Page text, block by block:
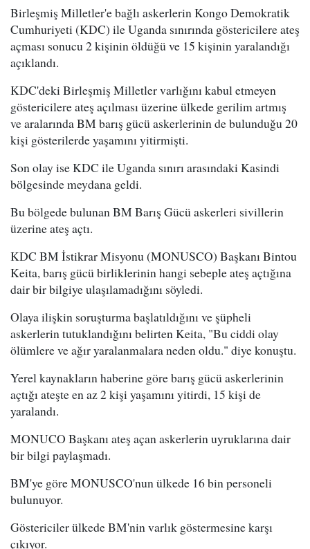
Birleşmiş Milletler'e bağlı askerlerin Kongo Demokratik
Cumhuriyeti (KDC) ile Uganda sınırında göstericilere ateş
açması sonucu 2 kişinin öldüğü ve 15 kişinin yaralandığı
açıklandı.
KDC'deki Birleşmiş Milletler varlığını kabul etmeyen
göstericilere ateş açılması üzerine ülkede gerilim artmış
ve aralarında BM barış gücü askerlerinin de bulunduğu 20
kişi gösterilerde yaşamını yitirmişti.
Son olay ise KDC ile Uganda sınırı arasındaki Kasindi
bölgesinde meydana geldi.
Bu bölgede bulunan BM Barış Gücü askerleri sivillerin
üzerine ateş açtı.
KDC BM İstikrar Misyonu (MONUSCO) Başkanı Bintou
Keita, barış gücü birliklerinin hangi sebeple ateş açtığına
dair bir bilgiye ulaşılamadığını söyledi.
Olaya ilişkin soruşturma başlatıldığını ve şüpheli
askerlerin tutuklandığını belirten Keita, "Bu ciddi olay
ölümlere ve ağır yaralanmalara neden oldu." diye konuştu.
Yerel kaynakların haberine göre barış gücü askerlerinin
açtığı ateşte en az 2 kişi yaşamını yitirdi, 15 kişi de
yaralandı.
MONUCO Başkanı ateş açan askerlerin uyruklarına dair
bir bilgi paylaşmadı.
BM'ye göre MONUSCO'nun ülkede 16 bin personeli
bulunuyor.
Göstericiler ülkede BM'nin varlık göstermesine karşı
çıkıyor.